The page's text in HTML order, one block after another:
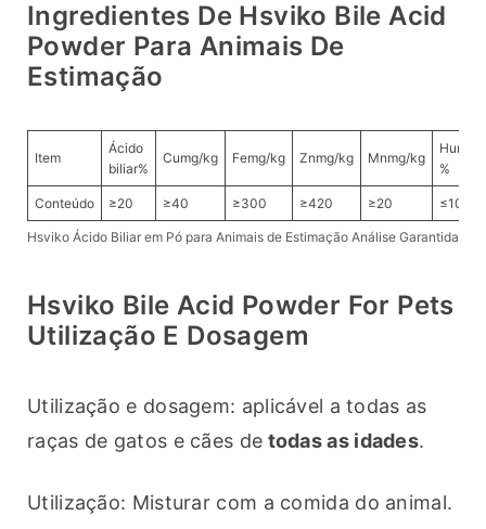
Ingredientes De Hsviko Bile Acid
Powder Para Animais De
Estimação
Item
Ácido
biliar%
Cumg/kg Femg/kg Znmg/kg Mnmg/kg
%
Conteúdo ≥20 ≥40 ≥300 ≥420 ≥20 ≤10
Hsviko Ácido Biliar em Pó para Animais de Estimação Análise Garantida
Hsviko Bile Acid Powder For Pets
Utilização E Dosagem
Utilização e dosagem: aplicável a todas as
raças de gatos e cães de todas as idades.
Utilização: Misturar com a comida do animal.